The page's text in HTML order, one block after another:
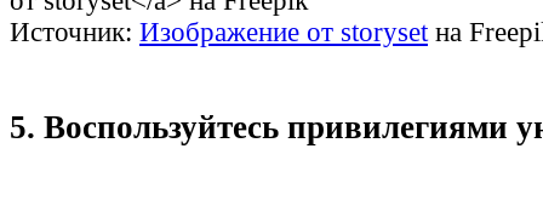
Источник: Изображение от storysetна
5. Воспользуйтесь привилегиями